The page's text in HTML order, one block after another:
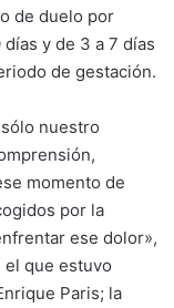
de duelo por
y de 3 a 7 días
de gestación.
nuestro
momento de
por la
ese dolor»,
el que estuvo
Paris; la